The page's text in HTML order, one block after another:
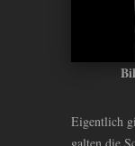
Eigentlich
galten die